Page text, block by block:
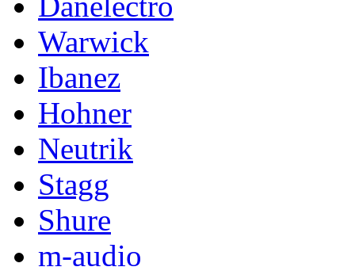
Warwick
Ibanez
Hohner
Neutrik
Stagg
Shure
m-audio